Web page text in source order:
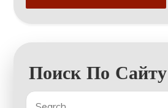
Поиск По Сайту
Search